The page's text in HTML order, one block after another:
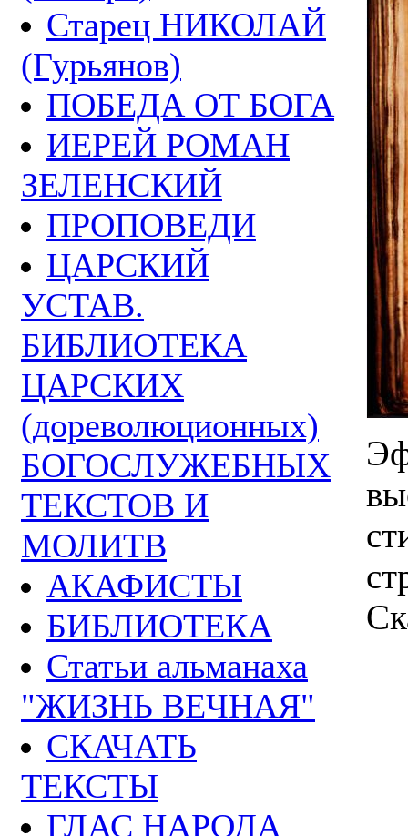
Старец НИКОЛАЙ
(Гурьянов)
ПОБЕДА ОТ БОГА
ИЕРЕЙ РОМАН
ЗЕЛЕНСКИЙ
ПРОПОВЕДИ
ЦАРСКИЙ
УСТАВ.
БИБЛИОТЕКА
ЦАРСКИХ
(дореволюционных)
БОГОСЛУЖЕБНЫХ
ТЕКСТОВ И
МОЛИТВ
АКАФИСТЫ
БИБЛИОТЕКА
Статьи альманаха
"ЖИЗНЬ ВЕЧНАЯ"
СКАЧАТЬ
ТЕКСТЫ
ГЛАС НАРОДА